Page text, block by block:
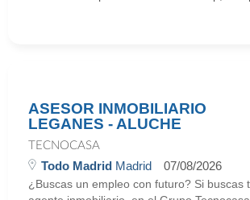
ASESOR INMOBILIARIO
LEGANES - ALUCHE
TECNOCASA
Todo Madrid Madrid 07/08/2026
¿Buscas un empleo con futuro? Si buscas